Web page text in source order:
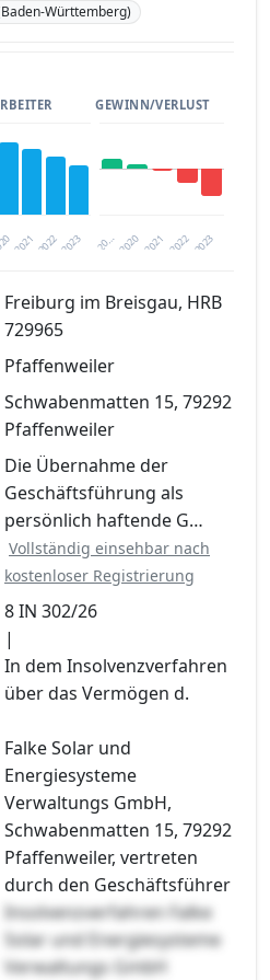
Württemberg)
2021 2023
2022
GEWINN/VERLUST
20… 2021 2023
2020 2022
nach kostenloser
verfügbar
registrieren
Freiburg im Breisgau, HRB
729965
Pfaffenweiler
Schwabenmatten 15, 79292
Pfaffenweiler
Die Übernahme der
Geschäftsführung als
persönlich haftende G…
Vollständig einsehbar nach
kostenloser Registrierung
8 IN 302/26
|
In dem Insolvenzverfahren
über das Vermögen d.
Falke Solar und
Energiesysteme
Verwaltungs GmbH,
Schwabenmatten 15, 79292
Pfaffenweiler, vertreten
durch den Geschäftsführer
Insolvenzverfahren Falke
Solar und Energiesysteme
Verwaltungs GmbH